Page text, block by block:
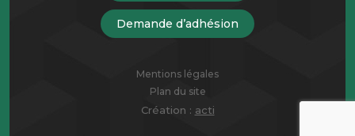
Demande d’adhésion
Mentions légales
Plan du site
Création : acti